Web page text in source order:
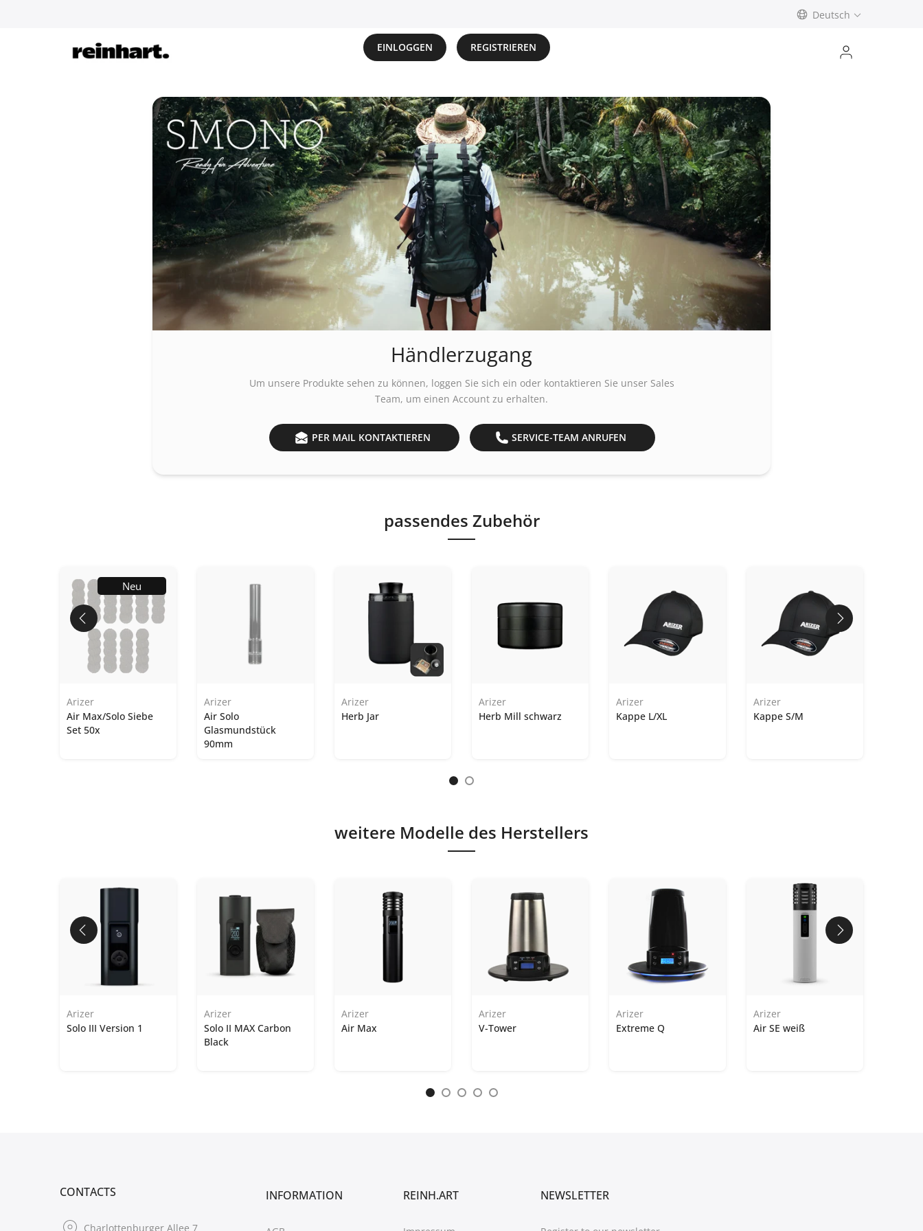
Deutsch
EINLOGGEN REGISTRIEREN
Händlerzugang
Um unsere Produkte sehen zu können, loggen Sie sich ein oder kontaktieren Sie unser Sales
Team, um einen Account zu erhalten.
PER MAIL KONTAKTIEREN SERVICE-TEAM ANRUFEN
passendes Zubehör
Neu
Arizer
Air Max/Solo Siebe
Set 50x
Arizer
Air Solo
Glasmundstück
90mm
Arizer
Herb Jar
Arizer
Herb Mill schwarz
Arizer
Kappe L/XL
Arizer
Kappe S/M
weitere Modelle des Herstellers
Arizer
Solo III Version 1
Arizer
Solo II MAX Carbon
Black
Arizer
Air Max
Arizer
V-Tower
Arizer
Extreme Q
Arizer
Air SE weiß
CONTACTS
Charlottenburger Allee 7
INFORMATION REINH.ART NEWSLETTER